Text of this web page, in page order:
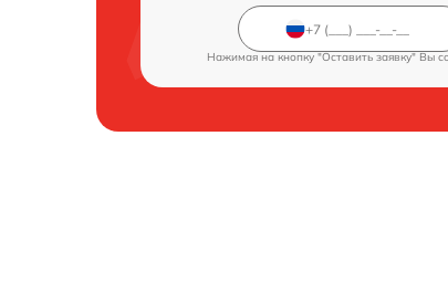
Нажимая на кнопку "Оставить заявку" Вы